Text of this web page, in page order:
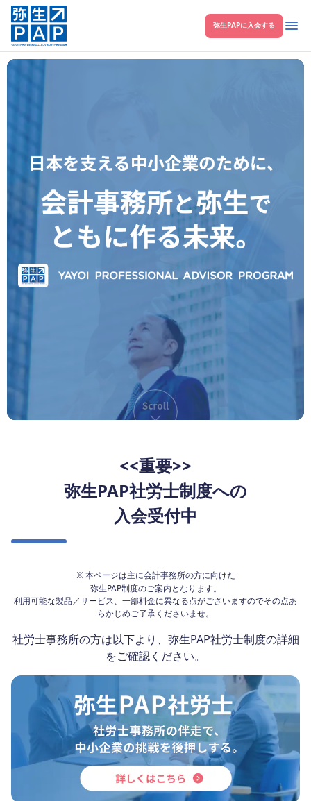
弥生PAPに入会する 開く
<<重要>>
弥生PAP社労士制度への
入会受付中
※ 本ページは主に会計事務所の方に向けた
弥生PAP制度のご案内となります。
利用可能な製品／サービス、一部料金に異なる点がございますのでその点あ
らかじめご了承くださいませ。
社労士事務所の方は以下より、弥生PAP社労士制度の詳細
をご確認ください。